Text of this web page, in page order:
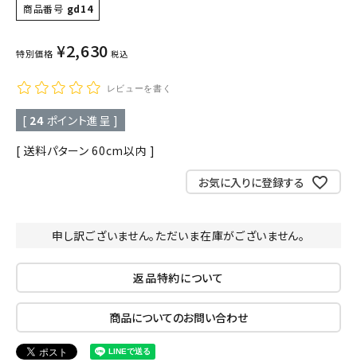
商品番号 gd14
特別価格 ¥2,630 税込
レビューを書く
[ 24 ポイント進呈 ]
送料パターン 60cm以内
お気に入りに登録する
申し訳ございません。ただいま在庫がございません。
返品特約について
商品についてのお問い合わせ